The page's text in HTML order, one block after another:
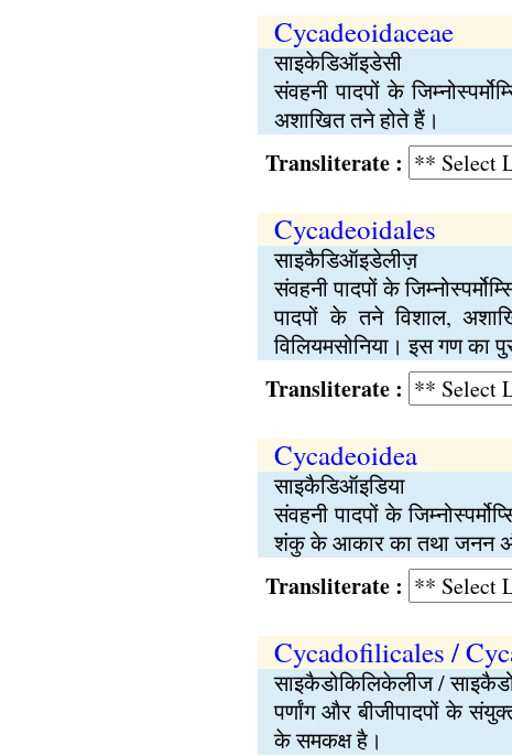
Cycadeoidaceae
साइकेडिऑइडेसी
संवहनी पादपों के
अशाखित तने होते हैं।
Transliterate :
Cycadeoidales
साइकैडिऑइडेलीज़
संवहनी पादपों के
पादपों के तने विशाल,
विलियमसोनिया। इस गण का
Transliterate :
Cycadeoidea
साइकैडिऑइडिया
संवहनी पादपों के
शंकु के आकार का तथा जनन अंग
Transliterate :
Cycadofilicales /
साइकैडोकिलिकेलीज /
पर्णांग और बीजीपादपों के
के समकक्ष है।